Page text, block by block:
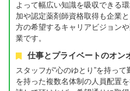
よって幅広い知識を吸収できる
加や認定薬剤師資格取得も企業
方の希望するキャリアビジョン
業です。
仕事とプライベートのオン
スタッフが“心のゆとり”を持っ
を持った複数名体制の人員配置